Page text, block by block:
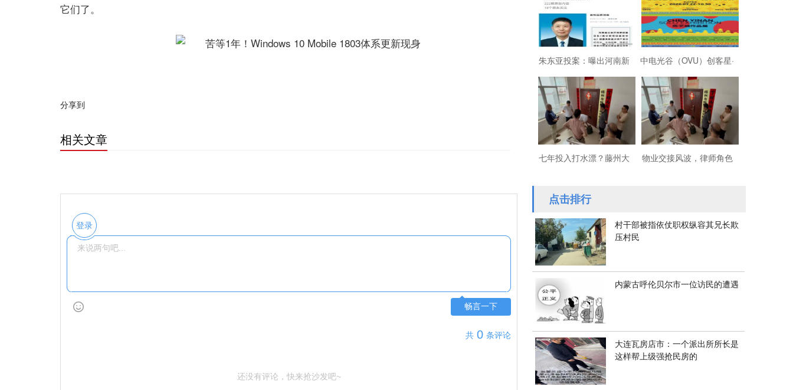
它们了。
分享到
相关文章
登录
畅言一下
共 0 条评论
还没有评论，快来抢沙发吧~
军旅初心
朱东亚投案：曝出河南新
乡顶着35项违法行为“远洋
捕捞”港商
中电光谷（OVU）创客星·
成都芯谷人工智能OPC社
区“芯创社”正
七年投入打水漂？藤州大 物业交接风波，律师角色
点击排行
村干部被指依仗职权纵容其兄长欺
压村民
内蒙古呼伦贝尔市一位访民的遭遇
大连瓦房店市：一个派出所所长是
这样帮上级强抢民房的